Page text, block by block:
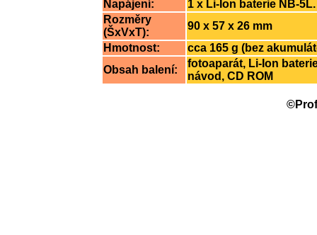
Napájení:
1 x Li-Ion baterie NB-
Rozměry
(ŠxVxT):
90 x 57 x 26 mm
Hmotnost:
cca 165 g (bez
Obsah balení:
fotoaparát, Li-Ion
návod, CD ROM